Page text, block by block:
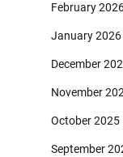
February
January 2026
December
November
October 2025
September